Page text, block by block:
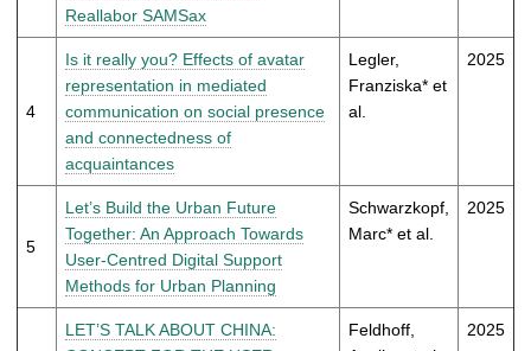
Reallabor SAMSax
4
Is it really you? Effects of avatar
representation in mediated
communication on social presence
and connectedness of
acquaintances
Legler,
Franziska* et
al.
2025
5
Let’s Build the Urban Future
Together: An Approach Towards
User-Centred Digital Support
Methods for Urban Planning
Schwarzkopf,
Marc* et al.
2025
LET’S TALK ABOUT CHINA:
Feldhoff,
2025